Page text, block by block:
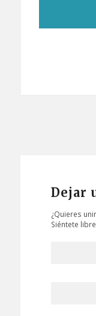
Dejar
¿Quieres
Siéntete